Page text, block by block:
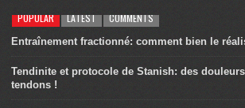
POPULAR LATEST COMMENTS
Entraînement fractionné: comment bien le
Tendinite et protocole de Stanish: des
tendons !